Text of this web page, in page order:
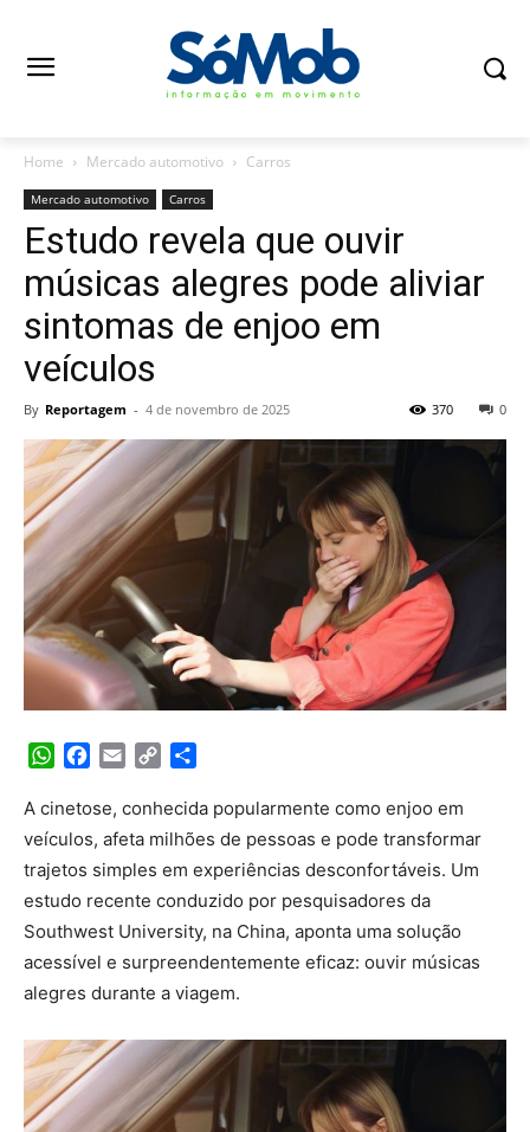
Home Mercado automotivo Carros
Mercado automotivo Carros
Estudo revela que ouvir
músicas alegres pode aliviar
sintomas de enjoo em
veículos
By Reportagem - 4 de novembro de 2025 0
370
WhatsApp
Facebook
Email Copy
A cinetose, conhecida popularmente como enjoo em
veículos, afeta milhões de pessoas e pode transformar
trajetos simples em experiências desconfortáveis. Um
estudo recente conduzido por pesquisadores da
Southwest University, na China, aponta uma solução
acessível e surpreendentemente eficaz: ouvir músicas
alegres durante a viagem.